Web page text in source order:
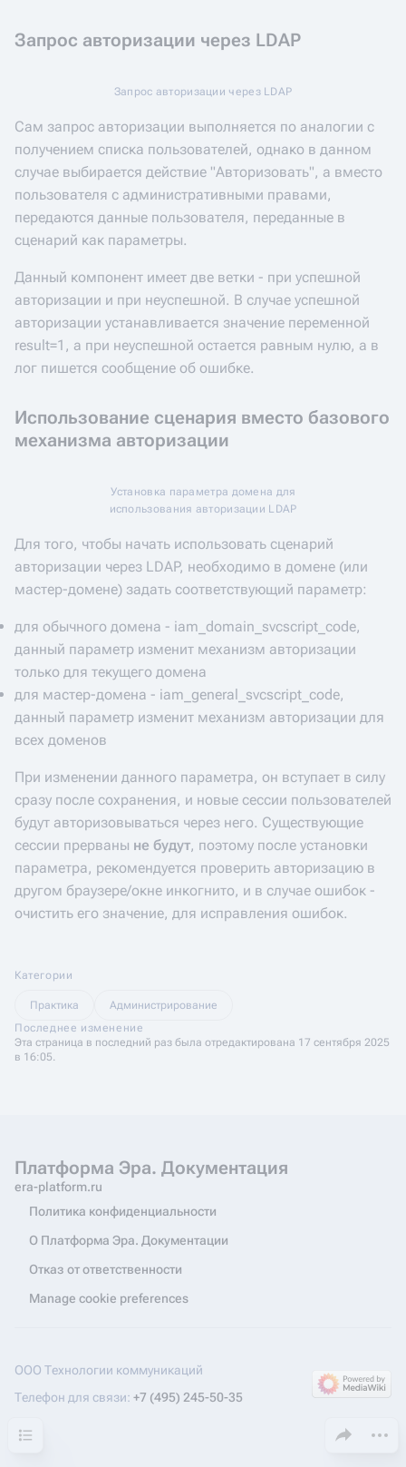
Поделиться
Запрос авторизации через LDAP
Запрос авторизации через LDAP
Сам запрос авторизации выполняется по аналогии с
получением списка пользователей, однако в данном
случае выбирается действие "Авторизовать", а вместо
пользователя с административными правами,
передаются данные пользователя, переданные в
сценарий как параметры.
Данный компонент имеет две ветки - при успешной
авторизации и при неуспешной. В случае успешной
авторизации устанавливается значение переменной
result=1, а при неуспешной остается равным нулю, а в
лог пишется сообщение об ошибке.
Использование сценария вместо базового
механизма авторизации
Установка параметра домена для
использования авторизации LDAP
Для того, чтобы начать использовать сценарий
авторизации через LDAP, необходимо в домене (или
мастер-домене) задать соответствующий параметр:
для обычного домена - iam_domain_svcscript_code,
данный параметр изменит механизм авторизации
только для текущего домена
для мастер-домена - iam_general_svcscript_code,
данный параметр изменит механизм авторизации для
всех доменов
При изменении данного параметра, он вступает в силу
сразу после сохранения, и новые сессии пользователей
будут авторизовываться через него. Существующие
сессии прерваны не будут, поэтому после установки
параметра, рекомендуется проверить авторизацию в
другом браузере/окне инкогнито, и в случае ошибок -
очистить его значение, для исправления ошибок.
Категории
Практика
Администрирование
Последнее изменение
Эта страница в последний раз была отредактирована 17 сентября 2025
в 16:05.
Платформа Эра. Документация
era-platform.ru
Политика конфиденциальности
О Платформа Эра. Документации
Отказ от ответственности
Manage cookie preferences
ООО Технологии коммуникаций
Телефон для связи: +7 (495) 245-50-35